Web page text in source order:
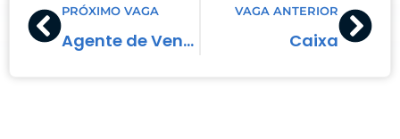
PRÓXIMO VAGA
Agente de Vendas
VAGA ANTERIOR
Caixa